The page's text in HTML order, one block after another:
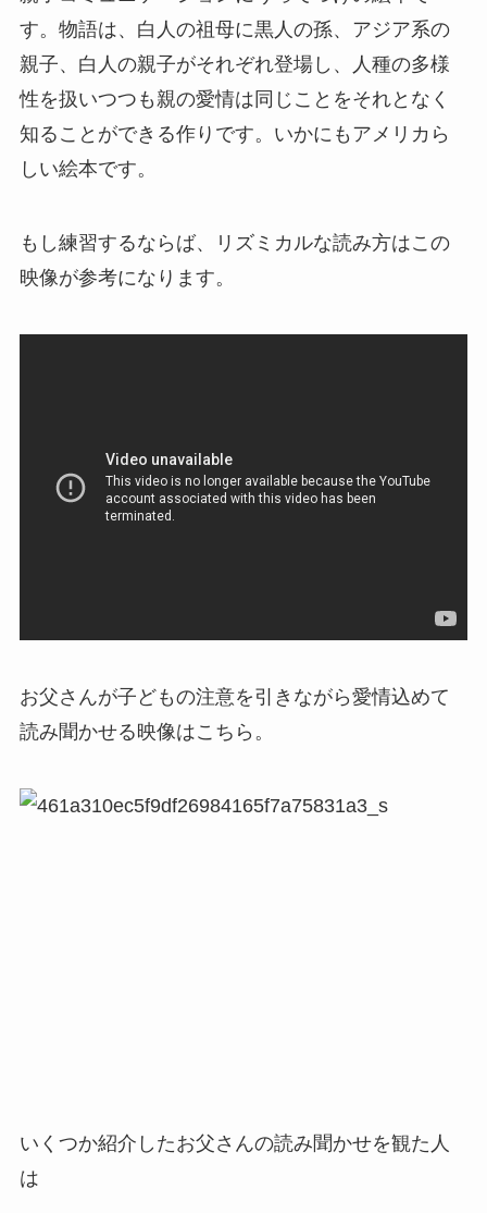
す。物語は、白人の祖母に黒人の孫、アジア系の
親子、白人の親子がそれぞれ登場し、人種の多様
性を扱いつつも親の愛情は同じことをそれとなく
知ることができる作りです。いかにもアメリカら
しい絵本です。
もし練習するならば、リズミカルな読み方はこの
映像が参考になります。
お父さんが子どもの注意を引きながら愛情込めて
読み聞かせる映像はこちら。
いくつか紹介したお父さんの読み聞かせを観た人
は